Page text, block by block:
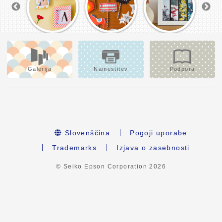
Galerija Namestitev Podpora
Slovenščina
Pogoji uporabe
Trademarks
Izjava o zasebnosti
© Seiko Epson Corporation2026